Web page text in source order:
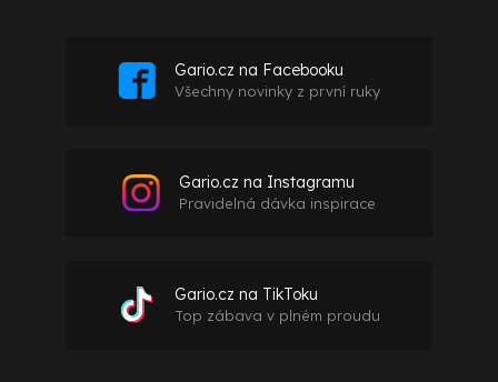
Gario.cz na Facebooku
Všechny novinky z první ruky
Gario.cz na Instagramu
Pravidelná dávka inspirace
Gario.cz na TikToku
Top zábava v plném proudu